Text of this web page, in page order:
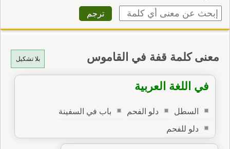
بلا تشكيل معنى كلمة قفة في القاموس
في اللغة العربية
السطل دلو الفحم
باب في السفينة
دلو للفحم